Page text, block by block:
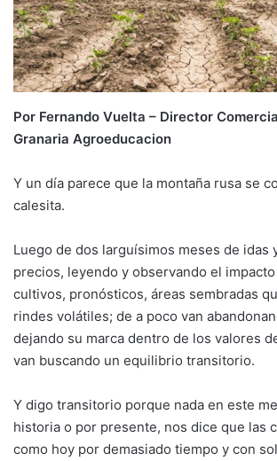
Por Fernando Vuelta – Director
Granaria Agroeducacion
Y un día parece que la montaña rusa se
calesita.
Luego de dos larguísimos meses de idas
precios, leyendo y observando el
cultivos, pronósticos, áreas sembradas
rindes volátiles; de a poco van
dejando su marca dentro de los valores
van buscando un equilibrio transitorio.
Y digo transitorio porque nada en este
historia o por presente, nos dice que las
como hoy por demasiado tiempo y con